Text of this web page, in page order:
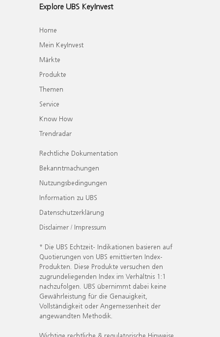
Explore UBS KeyInvest
Home
Mein KeyInvest
Märkte
Produkte
Themen
Service
Know How
Trendradar
Rechtliche Dokumentation
Bekanntmachungen
Nutzungsbedingungen
Information zu UBS
Datenschutzerklärung
Disclaimer / Impressum
* Die UBS Echtzeit- Indikationen basieren auf
Quotierungen von UBS emittierten Index-
Produkten. Diese Produkte versuchen den
zugrundeliegenden Index im Verhältnis 1:1
nachzufolgen. UBS übernimmt dabei keine
Gewährleistung für die Genauigkeit,
Vollständigkeit oder Angemessenheit der
angewandten Methodik.